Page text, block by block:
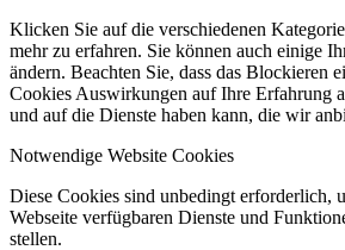
Klicken Sie auf die verschiedenen
mehr zu erfahren. Sie können auch einige
ändern. Beachten Sie, dass das Blockieren
Cookies Auswirkungen auf Ihre Erfahrung
und auf die Dienste haben kann, die wir
Notwendige Website Cookies
Diese Cookies sind unbedingt erforderlich,
Webseite verfügbaren Dienste und
stellen.